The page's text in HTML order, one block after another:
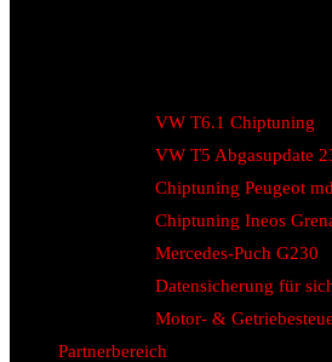
VW T6.1 Chiptuning
VW T5 Abgasupdate
Chiptuning Peugeot
Chiptuning Ineos
Mercedes-Puch G230
Datensicherung für
Motor- &
Partnerbereich